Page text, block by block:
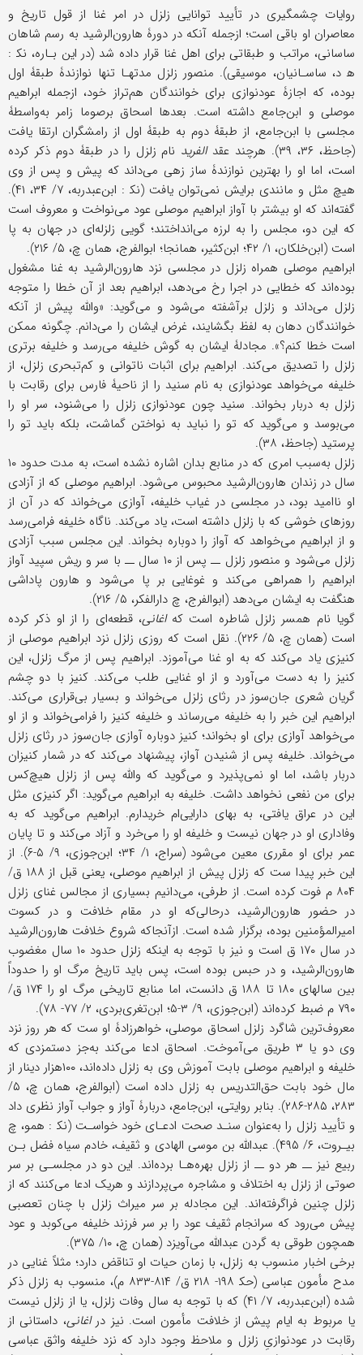
روایات چشمگیری در تأیید توانایی زلزل در امر غنا از قول تاریخ و
معاصران او باقی است؛ ازجمله آنکه در دورۀ هارون‌الرشید به رسم شاهان
ساسانی، مراتب و طبقاتی برای اهل غنا قرار داده شد (در این ‌بـاره، نک‍ :
ه‍‌ د، ساسـانیان، موسیقی). منصور زلزل مدتهـا تنها نوازندۀ طبقۀ اول
بوده، که اجازۀ عودنوازی برای خوانندگان هم‌تراز خود، ازجمله ابراهیم
موصلی و ابن‌جامع داشته است. بعدها اسحاق برصوما زامر به‌واسطۀ
مجلسی با ابن‌جامع، از طبقۀ دوم به طبقۀ اول از رامشگران ارتقا یافت
(جاحظ، ۳۶، ۳۹). هرچند عقد
الفرید نام زلزل را در طبقۀ دوم ذکر کرده
است، اما او را بهترین نوازندۀ ساز زهی می‌داند که پیش ‌و پس از وی
هیچ مثل و مانندی برایش نمی‌توان یافت (نک‍ : ابن‌عبدربه، ۷/ ۳۴، ۴۱).
گفته‌اند که او بیشتر با آواز ابراهیم موصلی عود می‌نواخت و معروف است
که این دو، مجلس را به لرزه می‌انداختند؛ گویی زلزله‌ای در جهان به پا
است (ابن‌خلکان، ۱/ ۴۲؛ ابن‌کثیر، همانجا؛ ابوالفرج، همان چ، ۵/ ۲۱۶).
ابراهیم موصلی همراه زلزل در مجلسی نزد هارون‌الرشید به غنا مشغول
بوده‌اند که خطایی در اجرا رخ می‌دهد، ابراهیم بعد از آن خطا را متوجه
زلزل می‌داند و زلزل برآشفته می‌شود و می‌گوید: «والله پیش از آنکه
خوانندگان دهان به لفظ بگشایند، غرض ایشان را می‌دانم. چگونه ممکن
است خطا کنم؟». مجادلۀ ایشان به گوش خلیفه می‌رسد و خلیفه برتری
زلزل را تصدیق می‌کند. ابراهیم برای اثبات ناتوانی و کم‌تبحری زلزل، از
خلیفه می‌خواهد عودنوازی به نام سنید را از ناحیۀ فارس برای رقابت با
زلزل به دربار بخواند. سنید چون عودنوازی زلزل را می‌شنود، سر او را
می‌بوسد و می‌گوید که تو را نباید به نواختن گماشت، بلکه باید تو را
پرستید (جاحظ، ۳۸).
زلزل به‌سبب امری که در منابع بدان اشاره نشده است، به مدت حدود ۱۰
سال در زندان هارون‌الرشید محبوس می‌شود. ابراهیم موصلی که از آزادی
او ناامید بود، در مجلسی در غیاب خلیفه، آوازی می‌خواند که در آن از
روزهای خوشی که با زلزل داشته است، یاد می‌کند. ناگاه خلیفه فرامی‌رسد
و از ابراهیم می‌خواهد که آواز را دوباره بخواند. این مجلس سبب آزادی
زلزل می‌شود و منصور زلزل ــ پس از ۱۰ سال ــ با سر و ریش سپید آواز
ابراهیم را همراهی می‌کند و غوغایی بر پا می‌شود و هارون پاداشی
هنگفت به ایشان می‌دهد (ابوالفرج، چ دارالفکر، ۵/ ۲۱۶).
گویا نام همسر زلزل شاطره است کهاغانی، قطعه‌ای را از او ذکر کرده
است (همان چ، ۵/ ۲۲۶). نقل است که روزی زلزل نزد ابراهیم موصلی از
کنیزی یاد می‌کند که به او غنا می‌آموزد. ابراهیم پس از مرگ زلزل، این
کنیز را به دست می‌آورد و از او غنایی طلب می‌کند. کنیز با دو چشم
گریان شعری جان‌سوز در رثای زلزل می‌خواند و بسیار بی‌قراری می‌کند.
ابراهیم این خبر را به خلیفه می‌رساند و خلیفه کنیز را فرامی‌خواند و از او
می‌خواهد آوازی برای او بخواند؛ کنیز دوباره آوازی جان‌سوز در رثای زلزل
می‌خواند. خلیفه پس از شنیدن آواز، پیشنهاد می‌کند که در شمار کنیزان
دربار باشد، اما او نمی‌پذیرد و می‌گوید که والله پس از زلزل هیچ‌کس
برای من نفعی نخواهد داشت. خلیفه به ابراهیم می‌گوید: اگر کنیزی مثل
این در عراق یافتی، به بهای دارایی‌ام خریدارم. ابراهیم می‌گوید که به
وفاداری او در جهان نیست و خلیفه او را می‌خرد و آزاد می‌کند و تا پایان
عمر برای او مقرری معین می‌شود (سراج‌، ۱/ ۳۴؛ ابن‌جوزی، ۹/ ۵-۶). از
این خبر پیدا ست که زلزل پیش از ابراهیم موصلی، یعنی قبل از ۱۸۸ ق/
۸۰۴ م فوت کرده است. از طرفی، می‌دانیم بسیاری از مجالس غنای زلزل
در حضور هارون‌الرشید، درحالی‌که او در مقام خلافت و در کسوت
امیرالمؤمنین بوده، برگزار شده است. ازآنجاکه شروع خلافت هارون‌الرشید
در سال ۱۷۰ ق است و نیز با توجه به اینکه زلزل حدود ۱۰ سال مغضوب
هارون‌الرشید، و در حبس بوده است، پس باید تاریخ مرگ او را حدوداً
بین سالهای ۱۸۰ تا ۱۸۸ ق دانست، اما منابع تاریخی مرگ او را ۱۷۴ ق/
۷۹۰ م ضبط کرده‌اند (ابن‌جوزی، ۹/ ۳-۵؛ ابن‌تغری‌بردی، ۲/ ۷۷- ۷۸).
معروف‌ترین شاگرد زلزل اسحاق موصلی، خواهرزادۀ او ست که هر روز نزد
وی دو یا ۳ طریق می‌آموخت. اسحاق ادعا می‌کند به‌جز دستمزدی که
خلیفه و ابراهیم موصلی بابت آموزش وی به زلزل داده‌اند، ۱۰۰هزار دینار از
مال خود بابت حق‌التدریس به زلزل داده است (ابوالفرج، همان چ، ۵/
۲۸۳، ۲۸۵-۲۸۶). بنابر روایتی، ابن‌جامع، دربارۀ آواز و جواب آواز نظری داد
و تأیید زلزل را به‌عنوان سنـد صحت ادعـای خود خواسـت (نک‍ : همو، چ
بیـروت، ۶/ ۴۹۵). عبدالله بن موسى ‌الهادی و ثقیف، خادم سیاه فضل بـن
ربیع نیز ــ هر دو ــ از زلزل بهره‌هـا برده‌اند. این دو در مجلسـی بر سر
صوتی از زلزل به اختلاف و مشاجره می‌پردازند و هریک ادعا می‌کنند که از
زلزل چنین فراگرفته‌اند. این مجادله بر سر میراث زلزل با چنان تعصبی
پیش می‌رود که سرانجام ثقیف عود را بر سر فرزند خلیفه می‌کوبد و عود
همچون طوقی به گردن عبدالله می‌آویزد (همان چ، ۱۰/ ۳۷۵).
برخی اخبار منسوب به زلزل، با زمان حیات او تناقض دارد؛ مثلاً غنایی در
مدح مأمون عباسی (حک‍ ۱۹۸- ۲۱۸ ق/ ۸۱۴-۸۳۳ م)، منسوب به زلزل ذکر
شده (ابن‌عبدربه، ۷/ ۴۱) که با توجه به سال وفات زلزل، یا از زلزل نیست
یا مربوط به ایام پیش از خلافت مأمون است. نیز دراغانی، داستانی از
رقابت در عودنوازیِ زلزل و ملاحظ وجود دارد که نزد خلیفه واثق عباسی